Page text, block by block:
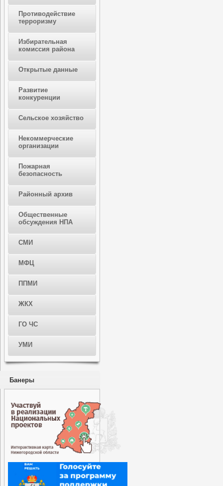
Противодействие
терроризму
Избирательная
комиссия района
Открытые данные
Развитие
конкуренции
Сельское хозяйство
Некоммерческие
организации
Пожарная
безопасность
Районный архив
Общественные
обсуждения НПА
СМИ
МФЦ
ППМИ
ЖКХ
ГО ЧС
УМИ
Банеры